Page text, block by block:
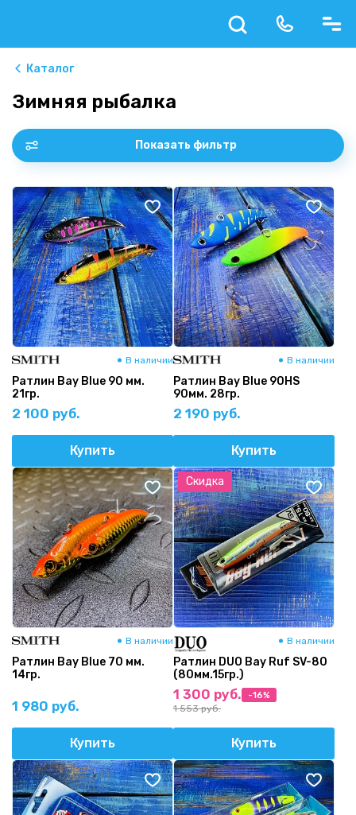
Каталог
Зимняя рыбалка
Показать фильтр
В наличии
Ратлин Bay Blue 90 мм.
21гр.
2 100 руб.
Купить
В наличии
Ратлин Bay Blue 90HS
90мм. 28гр.
2 190 руб.
Купить
В наличии
Ратлин Bay Blue 70 мм.
14гр.
1 980 руб.
Купить
Скидка
В наличии
Ратлин DUO Bay Ruf SV-80
(80мм.15гр.)
1 300 руб.
1 553 руб.
-16%
Купить